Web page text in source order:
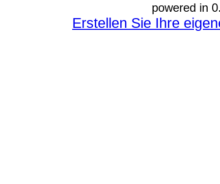
powered in
Erstellen Sie Ihre